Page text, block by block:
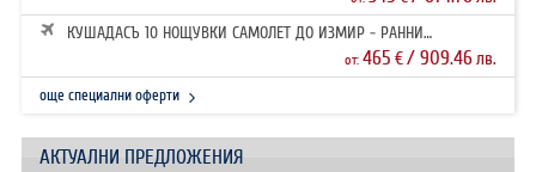
КУШАДАСЪ 10 НОЩУВКИ САМОЛЕТ ДО ИЗМИР - РАННИ
от:465 €/ 909.46лв.
още специални оферти
АКТУАЛНИ ПРЕДЛОЖЕНИЯ